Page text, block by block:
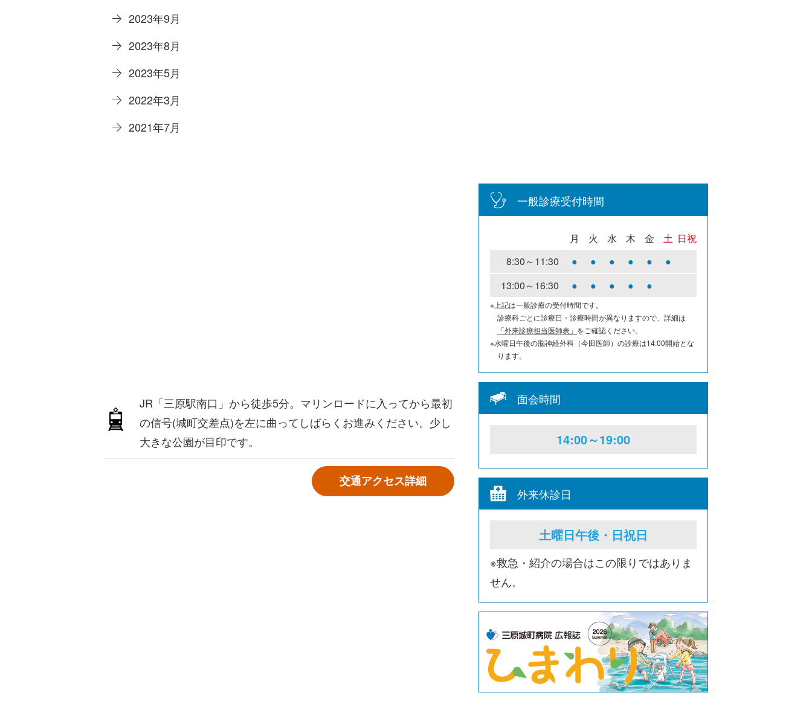
2023年9月
2023年8月
2023年5月
2022年3月
2021年7月
JR「三原駅南口」から徒歩5分。マリンロードに入ってから最初
の信号(城町交差点)を左に曲ってしばらくお進みください。少し
大きな公園が目印です。
交通アクセス詳細
一般診療受付時間
月 火 水 木 金 土 日祝
8:30～11:30
● ● ● ● ●
●
13:00～16:30
● ● ● ● ●
※上記は一般診療の受付時間です。
診療科ごとに診療日・診療時間が異なりますので、詳細は
「外来診療担当医師表」 をご確認ください。
※水曜日午後の脳神経外科（今田医師）の診療は14:00開始とな
ります。
面会時間
14:00～19:00
外来休診日
土曜日午後・日祝日
※救急・紹介の場合はこの限りではありま
せん。